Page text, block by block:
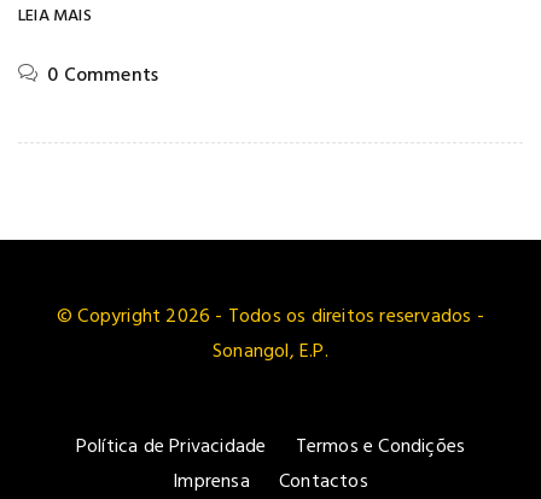
LEIA MAIS
0 Comments
© Copyright 2026 - Todos os direitos reservados -
Sonangol, E.P.
Política de Privacidade
Termos e Condições
Imprensa
Contactos